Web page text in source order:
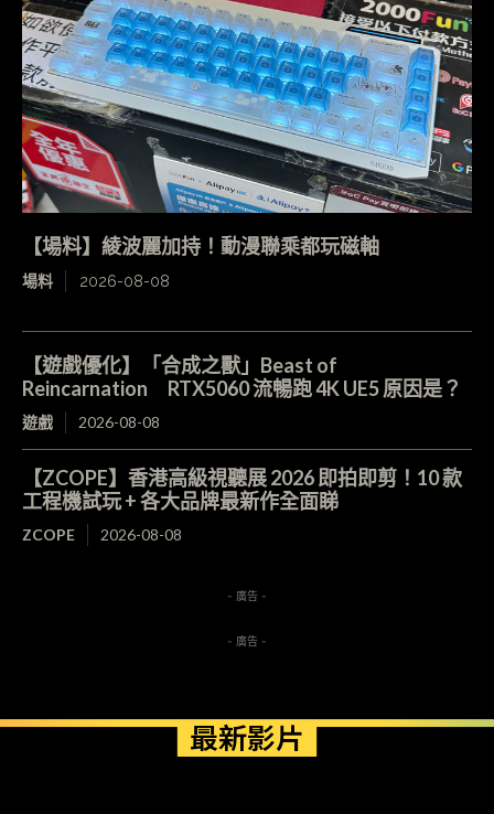
【場料】綾波麗加持！動漫聯乘都玩磁軸
場料 2026-08-08
【遊戲優化】「合成之獸」Beast of
Reincarnation RTX5060 流暢跑 4K UE5 原因是？
遊戲 2026-08-08
【ZCOPE】香港高級視聽展 2026 即拍即剪！10 款
工程機試玩 + 各大品牌最新作全面睇
ZCOPE 2026-08-08
- 廣告 -
- 廣告 -
最新影片